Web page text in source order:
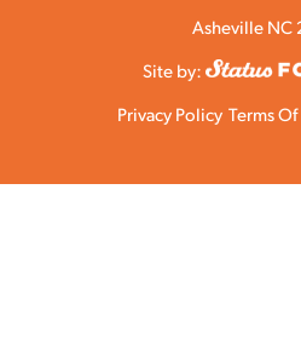
Asheville NC
Site by:
Privacy Policy Terms